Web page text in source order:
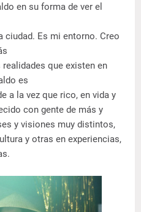
en su forma de ver el
ciudad. Es mi entorno. Creo
que existen en
es
a la vez que rico, en vida y
con gente de más y
y visiones muy distintos,
y otras en experiencias,